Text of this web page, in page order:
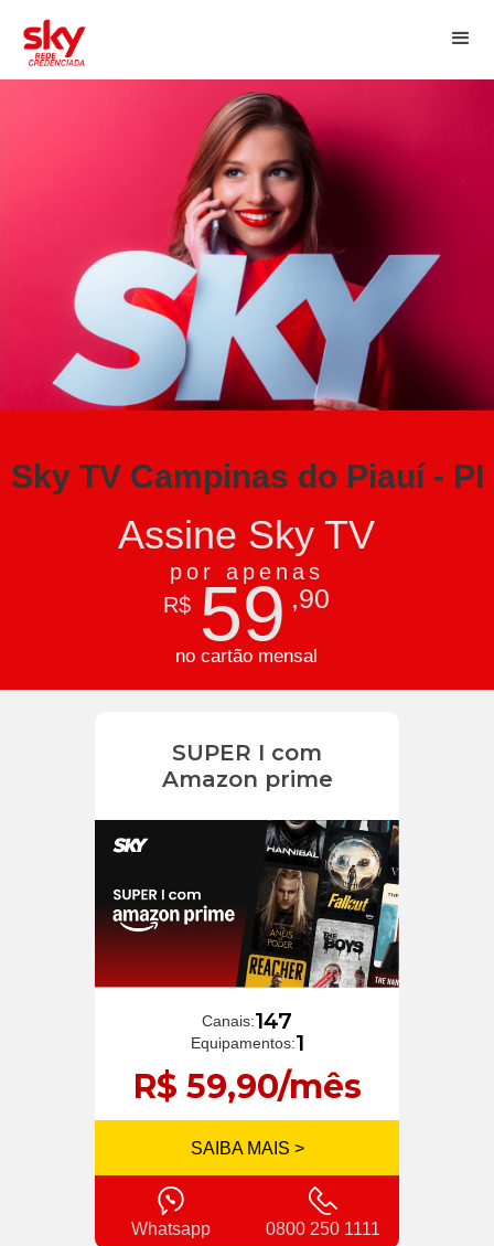
Sky TV Campinas do Piauí - PI
Assine Sky TV
por apenas
R$ 59 ,90
no cartão mensal
SUPER I com
Amazon prime
Canais:147
Equipamentos:1
R$ 59,90/mês
SAIBA MAIS >
Whatsapp 0800 250 1111